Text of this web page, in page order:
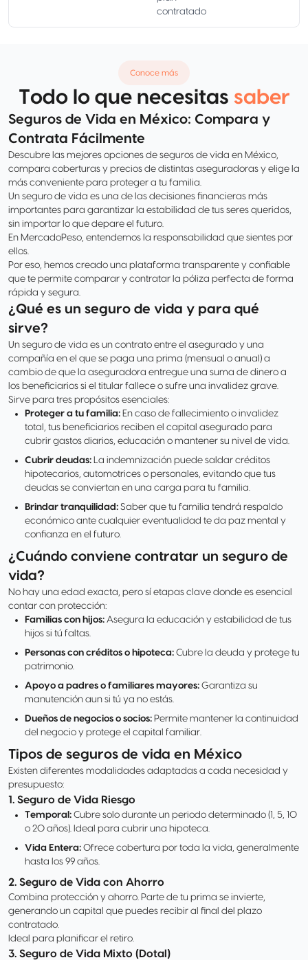
contratado
Conoce más
Todo lo que necesitas saber
Seguros de Vida en México: Compara y
Contrata Fácilmente
Descubre las mejores opciones de seguros de vida en México,
compara coberturas y precios de distintas aseguradoras y elige la
más conveniente para proteger a tu familia.
Un seguro de vida es una de las decisiones financieras más
importantes para garantizar la estabilidad de tus seres queridos,
sin importar lo que depare el futuro.
En MercadoPeso, entendemos la responsabilidad que sientes por
ellos.
Por eso, hemos creado una plataforma transparente y confiable
que te permite comparar y contratar la póliza perfecta de forma
rápida y segura.
¿Qué es un seguro de vida y para qué
sirve?
Un seguro de vida es un contrato entre el asegurado y una
compañía en el que se paga una prima (mensual o anual) a
cambio de que la aseguradora entregue una suma de dinero a
los beneficiarios si el titular fallece o sufre una invalidez grave.
Sirve para tres propósitos esenciales:
Proteger a tu familia: En caso de fallecimiento o invalidez
total, tus beneficiarios reciben el capital asegurado para
cubrir gastos diarios, educación o mantener su nivel de vida.
Cubrir deudas: La indemnización puede saldar créditos
hipotecarios, automotrices o personales, evitando que tus
deudas se conviertan en una carga para tu familia.
Brindar tranquilidad: Saber que tu familia tendrá respaldo
económico ante cualquier eventualidad te da paz mental y
confianza en el futuro.
¿Cuándo conviene contratar un seguro de
vida?
No hay una edad exacta, pero sí etapas clave donde es esencial
contar con protección:
Familias con hijos: Asegura la educación y estabilidad de tus
hijos si tú faltas.
Personas con créditos o hipoteca: Cubre la deuda y protege tu
patrimonio.
Apoyo a padres o familiares mayores: Garantiza su
manutención aun si tú ya no estás.
Dueños de negocios o socios: Permite mantener la continuidad
del negocio y protege el capital familiar.
Tipos de seguros de vida en México
Existen diferentes modalidades adaptadas a cada necesidad y
presupuesto:
1. Seguro de Vida Riesgo
Temporal: Cubre solo durante un periodo determinado (1, 5, 10
o 20 años). Ideal para cubrir una hipoteca.
Vida Entera: Ofrece cobertura por toda la vida, generalmente
hasta los 99 años.
2. Seguro de Vida con Ahorro
Combina protección y ahorro. Parte de tu prima se invierte,
generando un capital que puedes recibir al final del plazo
contratado.
Ideal para planificar el retiro.
3. Seguro de Vida Mixto (Dotal)